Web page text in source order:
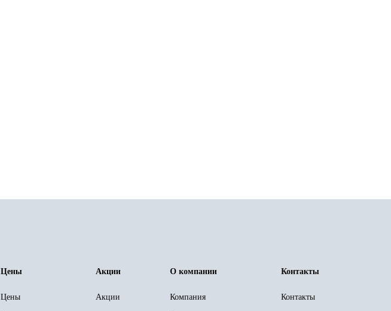
Цены
Цены
Акции
Акции
О компании
Компания
Контакты
Контакты